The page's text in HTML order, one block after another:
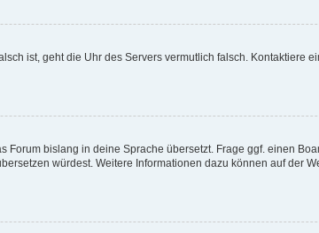
ist, geht die Uhr des Servers vermutlich falsch. Kontaktiere
bislang in deine Sprache übersetzt. Frage ggf. einen
würdest. Weitere Informationen dazu können auf der